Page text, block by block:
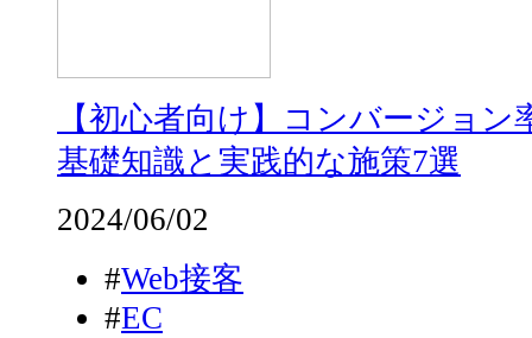
【初心者向け】コンバージョン
基礎知識と実践的な施策7選
2024/06/02
#Web接客
#EC